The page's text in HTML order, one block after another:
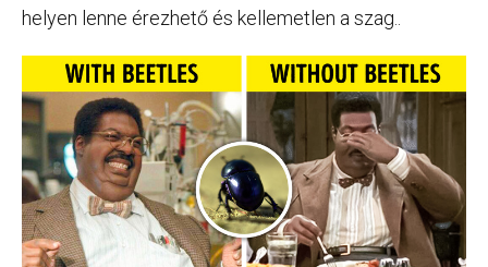
helyen lenne érezhető és kellemetlen a szag..